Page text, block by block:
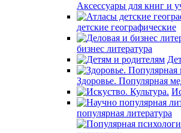
Аксессуары для книг и
детские географические
бизнес литература
Здоровье. Популярная
популярная литература